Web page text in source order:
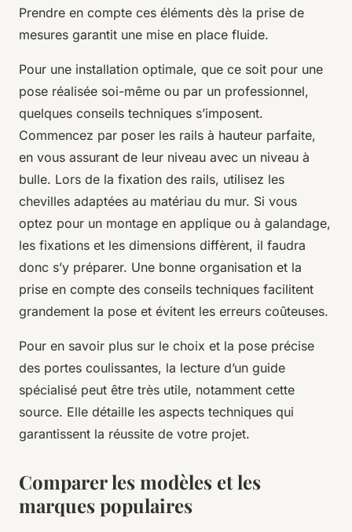
Prendre en compte ces éléments dès la prise de
mesures garantit une mise en place fluide.
Pour une installation optimale, que ce soit pour une
pose réalisée soi-même ou par un professionnel,
quelques conseils techniques s’imposent.
Commencez par poser les rails à hauteur parfaite,
en vous assurant de leur niveau avec un niveau à
bulle. Lors de la fixation des rails, utilisez les
chevilles adaptées au matériau du mur. Si vous
optez pour un montage en applique ou à galandage,
les fixations et les dimensions diffèrent, il faudra
donc s’y préparer. Une bonne organisation et la
prise en compte des conseils techniques facilitent
grandement la pose et évitent les erreurs coûteuses.
Pour en savoir plus sur le choix et la pose précise
des portes coulissantes, la lecture d’un guide
spécialisé peut être très utile, notamment cette
source. Elle détaille les aspects techniques qui
garantissent la réussite de votre projet.
Comparer les modèles et les
marques populaires